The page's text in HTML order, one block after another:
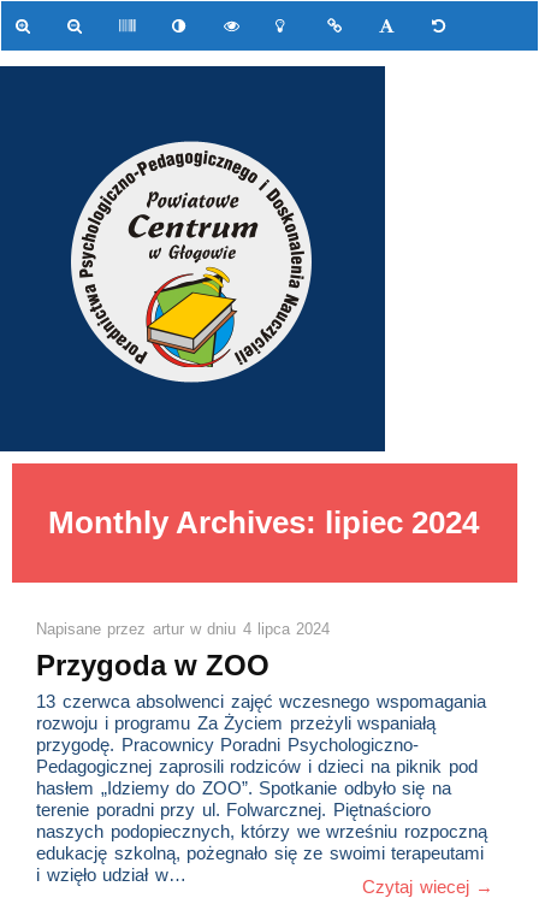
Monthly Archives: lipiec 2024
Napisane przez artur w dniu 4 lipca 2024
Przygoda w ZOO
13 czerwca absolwenci zajęć wczesnego wspomagania
rozwoju i programu Za Życiem przeżyli wspaniałą
przygodę. Pracownicy Poradni Psychologiczno-
Pedagogicznej zaprosili rodziców i dzieci na piknik pod
hasłem „Idziemy do ZOO”. Spotkanie odbyło się na
terenie poradni przy ul. Folwarcznej. Piętnaścioro
naszych podopiecznych, którzy we wrześniu rozpoczną
edukację szkolną, pożegnało się ze swoimi terapeutami
i wzięło udział w…
Czytaj wiecej →